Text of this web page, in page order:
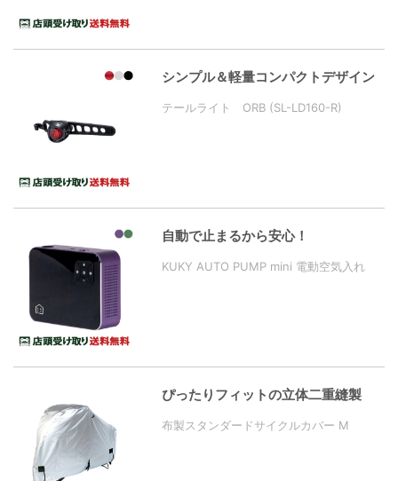
シンプル＆軽量コンパクトデザイン
テールライト ORB (SL-LD160-R)
自動で止まるから安心！
KUKY AUTO PUMP mini 電動空気入れ
ぴったりフィットの立体二重縫製
布製スタンダードサイクルカバー M